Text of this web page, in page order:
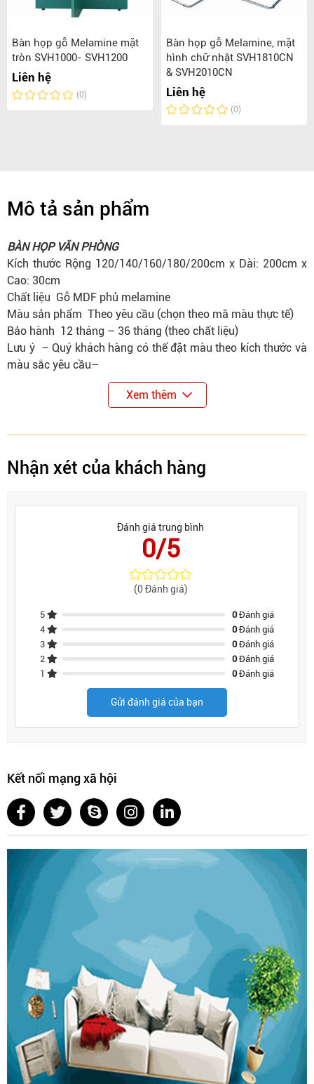
Bàn họp gỗ Melamine mặt
tròn SVH1000- SVH1200
Liên hệ
(0)
Bàn họp gỗ Melamine, mặt
hình chữ nhật SVH1810CN
& SVH2010CN
Liên hệ
(0)
Mô tả sản phẩm
BÀN HỌP VĂN PHÒNG
Kích thước Rộng 120/140/160/180/200cm x Dài: 200cm x
Cao: 30cm
Chất liệu Gỗ MDF phủ melamine
Màu sản phẩm Theo yêu cầu (chọn theo mã màu thực tế)
Bảo hành 12 tháng – 36 tháng (theo chất liệu)
Lưu ý – Quý khách hàng có thể đặt màu theo kích thước và
màu sắc yêu cầu–
Xem thêm
Nhận xét của khách hàng
Đánh giá trung bình
0/5
(0 Đánh giá)
5 0Đánh giá
4
0Đánh giá
3
0Đánh giá
2
0Đánh giá
1
0Đánh giá
Gửi đánh giá của bạn
Kết nối mạng xã hội